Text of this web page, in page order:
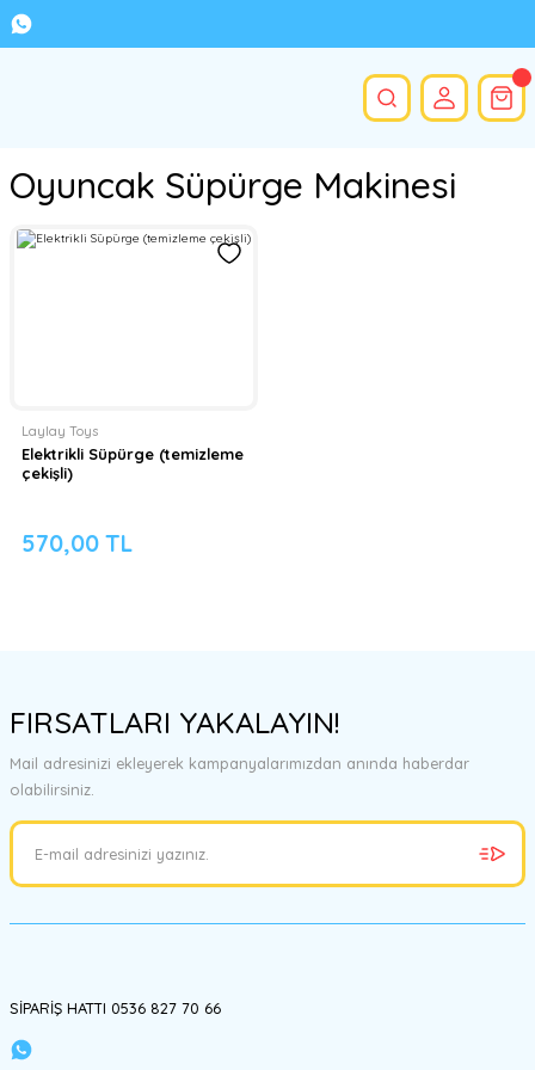
Oyuncak Süpürge Makinesi
Laylay Toys
Elektrikli Süpürge (temizleme
çekişli)
570,00 TL
FIRSATLARI YAKALAYIN!
Mail adresinizi ekleyerek kampanyalarımızdan anında haberdar
olabilirsiniz.
SİPARİŞ HATTI 0536 827 70 66